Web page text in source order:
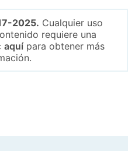
2025. Cualquier uso
requiere una
aquípara obtener más